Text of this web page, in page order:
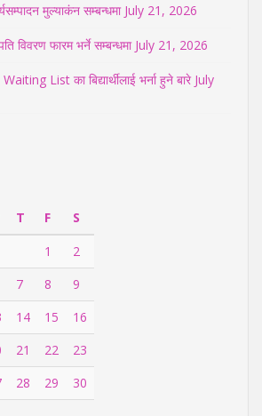
मुल्याकंन सम्बन्धमा July 21, 2026
विवरण फारम भर्ने सम्बन्धमा July 21, 2026
List का बिद्यार्थीलाई भर्ना हुने बारे July
T F
S
1
2
7 8
9
14 15
16
21 22
23
28 29
30